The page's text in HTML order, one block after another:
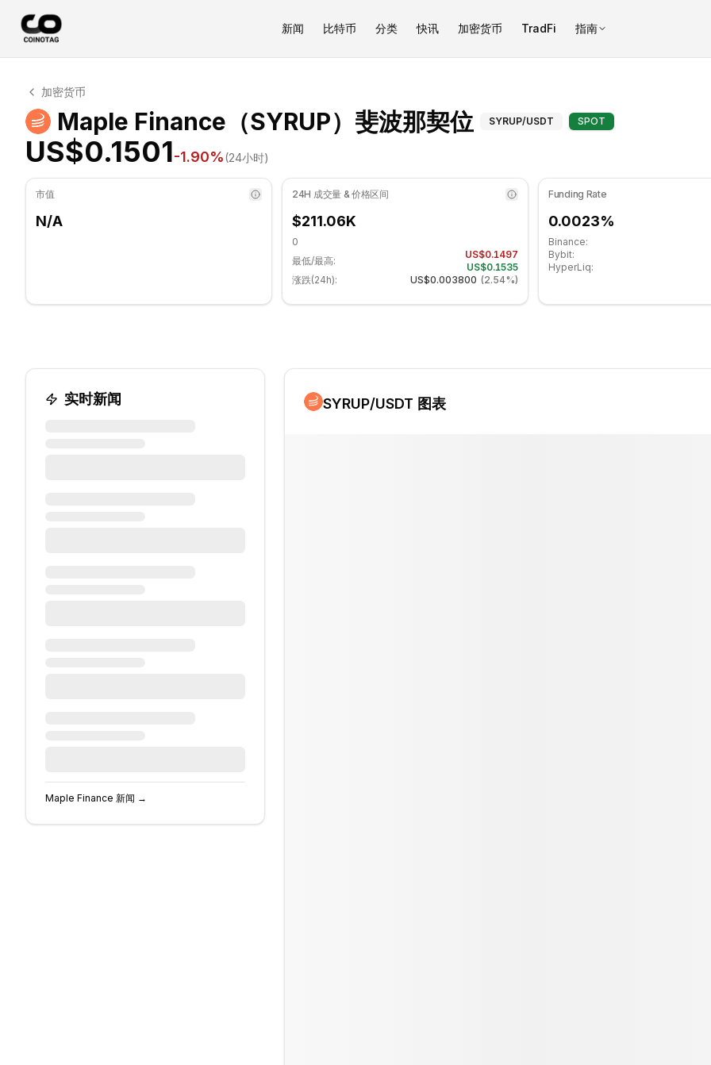
新闻 比特币 分类 快讯 加密货币 TradFi 指南
Maple Finance 技术分析
Maple Finance 目前交易价格为 US$0.1501. RSI 指标为 36.12 处于中性区域. 日线趋势看跌. 重要支撑位: $0.1490, 阻力
加密货币
Maple Finance（SYRUP）斐波那契位 Maple Finance（
SYRUP/USDT SPOT
US$0.1501-1.90%(24小时)
市值
N/A
24H 成交量 & 价格区间
$211.06K
0
最低/最高:
US$0.1497
US$0.1535
涨跌(24h):
US$0.003800 (2.54%)
Funding Rate
0.0023%
Binance:
Bybit:
HyperLiq:
实时新闻
Maple Finance 新闻 →
SYRUP/USDT 图表